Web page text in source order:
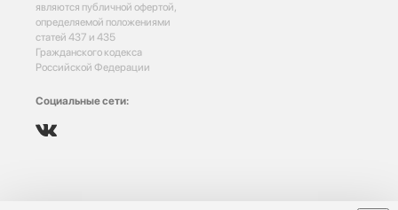
являются публичной офертой,
определяемой положениями
статей 437 и 435
Гражданского кодекса
Российской Федерации
Социальные сети: